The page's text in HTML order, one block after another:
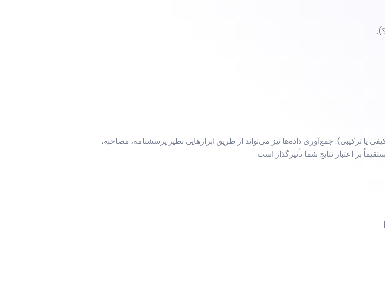
ترکیبی). جمع‌آوری داده‌ها نیز می‌تواند از طریق ابزارهایی نظیر پرسشنامه، مصاحبه،
بر اعتبار نتایج شما تأثیرگذار است.